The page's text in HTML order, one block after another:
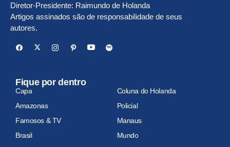
Diretor-Presidente: Raimundo de Holanda
Artigos assinados são de responsabilidade de seus
autores.
Fique por dentro
Capa
Coluna do Holanda
Amazonas
Policial
Famosos & TV
Manaus
Brasil
Mundo